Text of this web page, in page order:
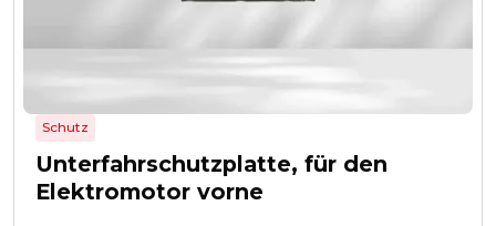
Schutz
Unterfahrschutzplatte, für den
Elektromotor vorne